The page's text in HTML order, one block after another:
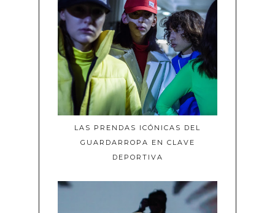
LAS PRENDAS ICÓNICAS DEL
GUARDARROPA EN CLAVE
DEPORTIVA